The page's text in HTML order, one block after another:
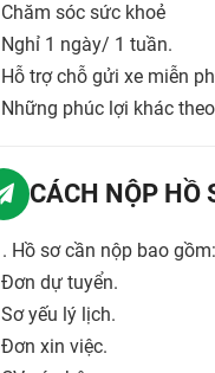
sóc sức khoẻ
1 ngày/ 1 tuần.
trợ chỗ gửi xe miễn
phúc lợi khác
CÁCH NỘP HỒ
Hồ sơ cần nộp bao gồm:
dự tuyển.
yếu lý lịch.
xin việc.